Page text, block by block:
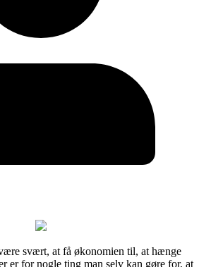
svært, at få økonomien til, at hænge
er for nogle ting man selv kan gøre for, at